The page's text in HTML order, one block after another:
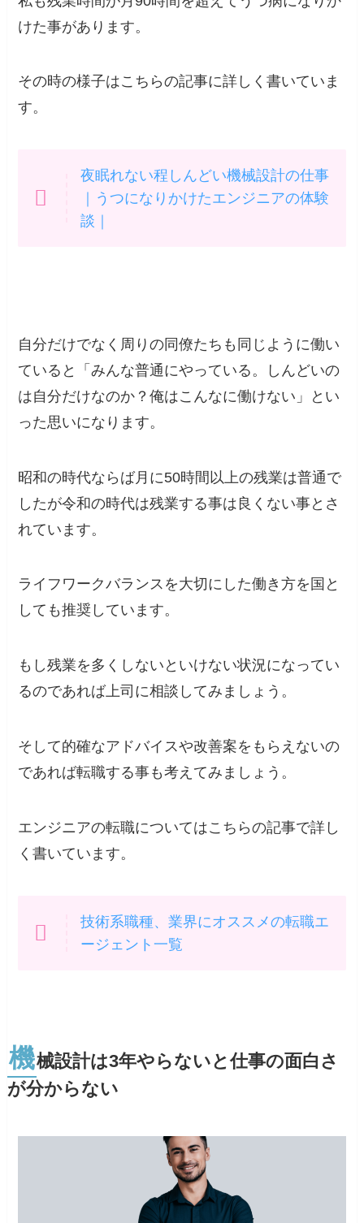
けた事があります。
その時の様子はこちらの記事に詳しく書いていま
す。
夜眠れない程しんどい機械設計の仕事
｜うつになりかけたエンジニアの体験
談｜
自分だけでなく周りの同僚たちも同じように働い
ていると
「みんな普通にやっている。しんどいの
は自分だけなのか？俺はこんなに働けない」
とい
った思いになります。
昭和の時代ならば月に50時間以上の残業は普通で
したが令和の時代は残業する事は良くない事とさ
れています。
ライフワークバランスを大切にした働き方を国と
しても推奨しています。
もし残業を多くしないといけない状況になってい
るのであれば上司に相談してみましょう。
そして的確なアドバイスや改善案をもらえないの
であれば転職する事も考えてみましょう。
エンジニアの転職についてはこちらの記事で詳し
く書いています。
技術系職種、業界にオススメの転職エ
ージェント一覧
機械設計は3年やらないと仕事の面白さ
が分からない